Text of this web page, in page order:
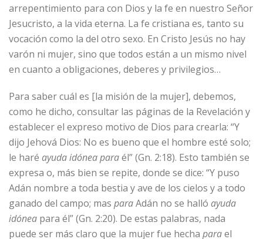
arrepentimiento para con Dios y la fe en nuestro Señor
Jesucristo, a la vida eterna. La fe cristiana es, tanto su
vocación como la del otro sexo. En Cristo Jesús no hay
varón ni mujer, sino que todos están a un mismo nivel
en cuanto a obligaciones, deberes y privilegios…
Para saber cuál es [la misión de la mujer], debemos,
como he dicho, consultar las páginas de la Revelación y
establecer el expreso motivo de Dios para crearla: “Y
dijo Jehová Dios: No es bueno que el hombre esté solo;
le haré ayuda idóneaparaél” (Gn. 2:18). Esto también se
expresa o, más bien se repite, donde se dice: “Y puso
Adán nombre a toda bestia y ave de los cielos y a todo
ganado del campo; mas paraAdán no se halló ayuda
idónea para él” (Gn. 2:20). De estas palabras, nada
puede ser más claro que la mujer fue hecha parael